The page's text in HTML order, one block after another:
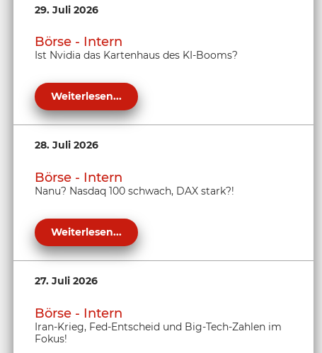
29. Juli 2026
Börse - Intern
Ist Nvidia das Kartenhaus des KI-Booms?
Weiterlesen...
28. Juli 2026
Börse - Intern
Nanu? Nasdaq 100 schwach, DAX stark?!
Weiterlesen...
27. Juli 2026
Börse - Intern
Iran-Krieg, Fed-Entscheid und Big-Tech-Zahlen im
Fokus!